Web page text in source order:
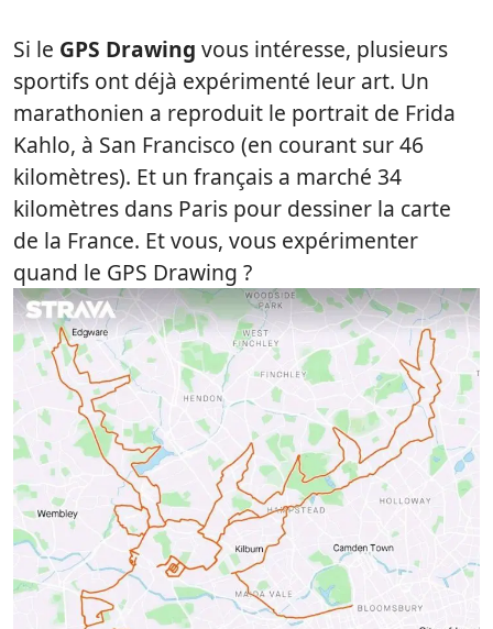
Si le GPS Drawing vous intéresse, plusieurs
sportifs ont déjà expérimenté leur art. Un
marathonien a reproduit le portrait de Frida
Kahlo, à San Francisco (en courant sur 46
kilomètres). Et un français a marché 34
kilomètres dans Paris pour dessiner la carte
de la France. Et vous, vous expérimenter
quand le GPS Drawing ?